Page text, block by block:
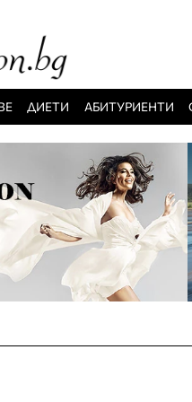
ДИЕТИ АБИТУРИЕНТИ